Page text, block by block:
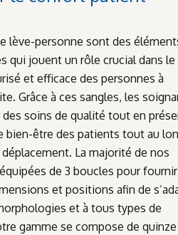
lève-personne sont des
qui jouent un rôle crucial dans le
et efficace des personnes à
Grâce à ces sangles, les
soins de qualité tout en
bien-être des patients tout au
La majorité de nos
de 3 boucles pour fournir
et positions afin de
et à tous types de
gamme se compose de quinze